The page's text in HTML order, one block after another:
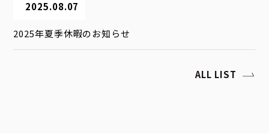
2025.08.07
2025年夏季休暇のお知らせ
ALL LIST